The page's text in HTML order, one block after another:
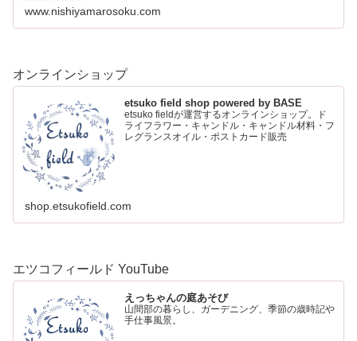
www.nishiyamarosoku.com
オンラインショップ
etsuko field shop powered by BASE
etsuko fieldが運営するオンラインショップ。ド
ライフラワー・キャンドル・キャンドル材料・フ
レグランスオイル・ポストカード販売
shop.etsukofield.com
エツコフィールド YouTube
えっちゃんの庭あそび
山間部の暮らし、ガーデニング、季節の歳時記や
手仕事風景。